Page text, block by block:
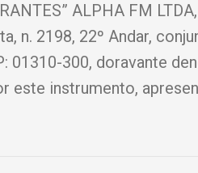
ALPHA FM
n. 2198, 22º Andar,
01310-300, doravante
este instrumento,